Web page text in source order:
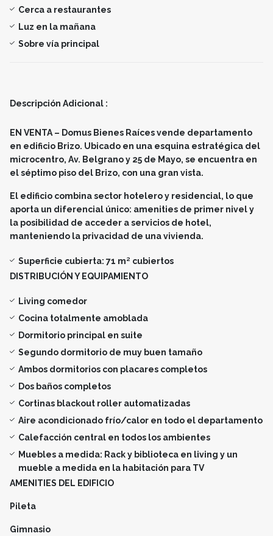
Cerca a restaurantes
Luz en la mañana
Sobre vía principal
Descripción Adicional :
EN VENTA – Domus Bienes Raíces vende departamento
en edificio Brizo. Ubicado en una esquina estratégica del
microcentro, Av. Belgrano y 25 de Mayo, se encuentra en
el séptimo piso del Brizo, con una gran vista.
El edificio combina sector hotelero y residencial, lo que
aporta un diferencial único: amenities de primer nivel y
la posibilidad de acceder a servicios de hotel,
manteniendo la privacidad de una vivienda.
Superficie cubierta: 71 m² cubiertos
DISTRIBUCIÓN Y EQUIPAMIENTO
Living comedor
Cocina totalmente amoblada
Dormitorio principal en suite
Segundo dormitorio de muy buen tamaño
Ambos dormitorios con placares completos
Dos baños completos
Cortinas blackout roller automatizadas
Aire acondicionado frío/calor en todo el departamento
Calefacción central en todos los ambientes
Muebles a medida: Rack y biblioteca en living y un
mueble a medida en la habitación para TV
AMENITIES DEL EDIFICIO
Pileta
Gimnasio